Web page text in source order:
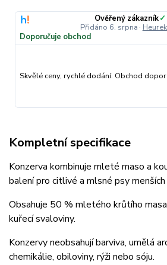
Ověřený zákazník✓
Přidáno 6. srpna ·
Doporučuje obchod
Skvělé ceny, rychlé dodání. Obchod
Kompletní specifikace
Konzerva kombinuje mleté maso a
balení pro citlivé a mlsné psy
Obsahuje 50 % mletého krůtího
kuřecí svaloviny.
Konzervy neobsahují barviva, umělá
chemikálie, obiloviny, rýži nebo sóju.